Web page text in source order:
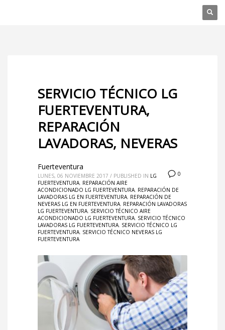
SERVICIO TÉCNICO LG
FUERTEVENTURA,
REPARACIÓN
LAVADORAS, NEVERAS
0
Fuerteventura
LUNES, 06 NOVIEMBRE 2017 / PUBLISHED IN LG
FUERTEVENTURA, REPARACIÓN AIRE
ACONDICIONADO LG FUERTEVENTURA, REPARACIÓN DE
LAVADORAS LG EN FUERTEVENTURA, REPARACIÓN DE
NEVERAS LG EN FUERTEVENTURA, REPARACIÓN LAVADORAS
LG FUERTEVENTURA, SERVICIO TÉCNICO AIRE
ACONDICIONADO LG FUERTEVENTURA, SERVICIO TÉCNICO
LAVADORAS LG FUERTEVENTURA, SERVICIO TÉCNICO LG
FUERTEVENTURA, SERVICIO TÉCNICO NEVERAS LG
FUERTEVENTURA